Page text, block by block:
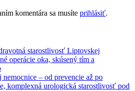
komentára sa musíte prihlásiť.
starostlivosť Liptovskej
operácie oka, skúsený tím a
– od prevencie až po
komplexná urologická starostlivosť pod